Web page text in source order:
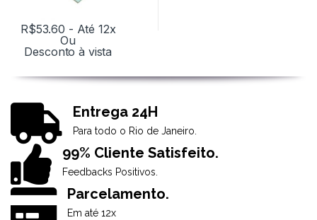
R$53.60 - Até 12x
Ou
Desconto à vista
Entrega 24H
Para todo o Rio de Janeiro.
99% Cliente Satisfeito.
Feedbacks Positivos.
Parcelamento.
Em até 12x